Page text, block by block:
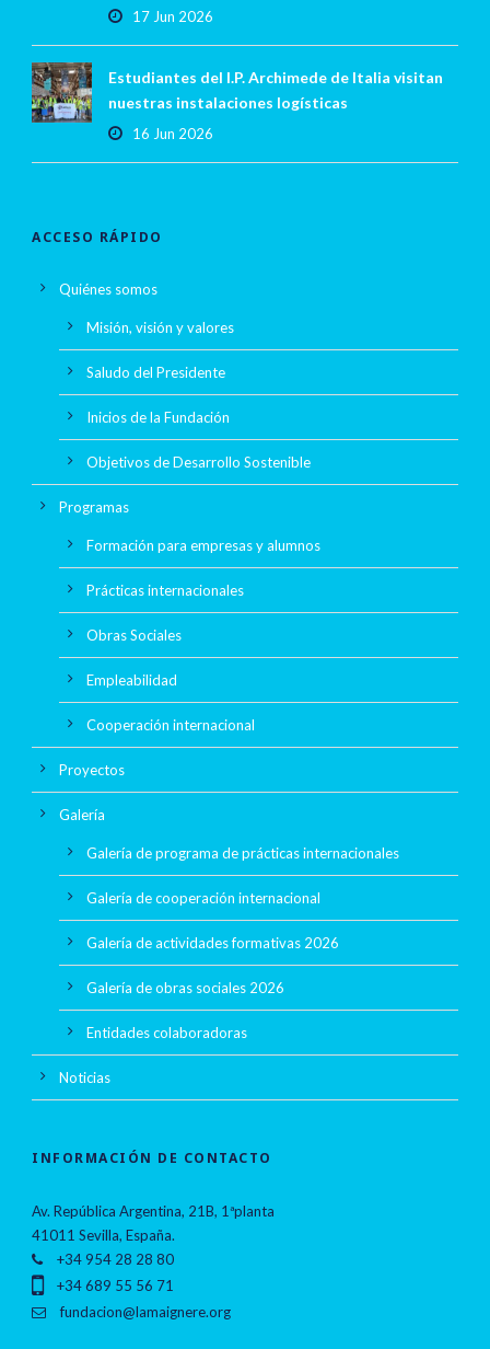
17 Jun 2026
Estudiantes del I.P. Archimede de Italia visitan
nuestras instalaciones logísticas
16 Jun 2026
ACCESO RÁPIDO
Quiénes somos
Misión, visión y valores
Saludo del Presidente
Inicios de la Fundación
Objetivos de Desarrollo Sostenible
Programas
Formación para empresas y alumnos
Prácticas internacionales
Obras Sociales
Empleabilidad
Cooperación internacional
Proyectos
Galería
Galería de programa de prácticas internacionales
Galería de cooperación internacional
Galería de actividades formativas 2026
Galería de obras sociales 2026
Entidades colaboradoras
Noticias
INFORMACIÓN DE CONTACTO
Av. República Argentina, 21B, 1ªplanta
41011 Sevilla, España.
+34 954 28 28 80
+34 689 55 56 71
fundacion@lamaignere.org